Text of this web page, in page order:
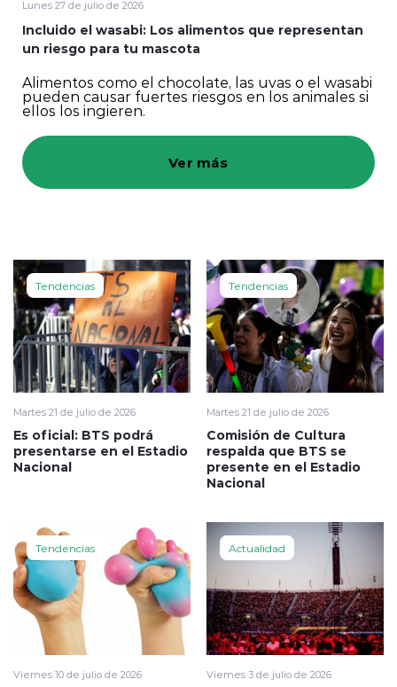
Programación
modo claro
Lunes 27 de julio de 2026
Incluido el wasabi: Los alimentos que representan
un riesgo para tu mascota
Alimentos como el chocolate, las uvas o el wasabi
pueden causar fuertes riesgos en los animales si
ellos los ingieren.
Ver más
Tendencias
Martes 21 de julio de 2026
Es oficial: BTS podrá
presentarse en el Estadio
Nacional
Tendencias
Martes 21 de julio de 2026
Comisión de Cultura
respalda que BTS se
presente en el Estadio
Nacional
Tendencias
Viernes 10 de julio de 2026
Actualidad
Viernes 3 de julio de 2026